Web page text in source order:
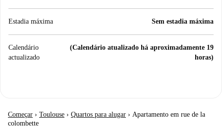
Estadia máxima Sem estadia máxima
Calendário
actualizado
(Calendário atualizado há aproximadamente 19
horas)
Começar › Toulouse › Quartos para alugar › Apartamento em rue de la
colombette